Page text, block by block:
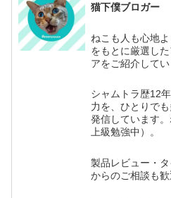
猫下僕ブロガー
ねこも人も心地
をもとに厳選し
アをご紹介してい
シャムトラ歴12
力を、ひとりで
発信しています
上級勉強中）。
製品レビュー・
からのご相談も歓